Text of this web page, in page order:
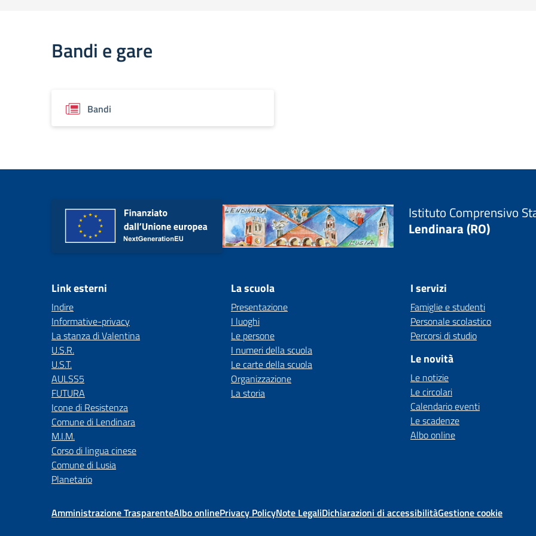
Bandi e gare
Bandi
Istituto Comprensivo
Lendinara (RO)
Link esterni
Indire
Informative-privacy
La stanza di Valentina
U.S.R.
U.S.T.
AULSS5
FUTURA
Icone di Resistenza
Comune di Lendinara
M.I.M.
Corso di lingua cinese
Comune di Lusia
Planetario
La scuola
Presentazione
I luoghi
Le persone
I numeri della scuola
Le carte della scuola
Organizzazione
La storia
I servizi
Famiglie e studenti
Personale scolastico
Percorsi di studio
Le novità
Le notizie
Le circolari
Calendario eventi
Le scadenze
Albo online
Amministrazione TrasparenteAlbo onlinePrivacy PolicyNote LegaliDichiarazioni di accessibilitàGestione cookie